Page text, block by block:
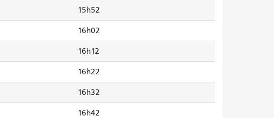
15h52
16h02
16h12
16h22
16h32
16h42